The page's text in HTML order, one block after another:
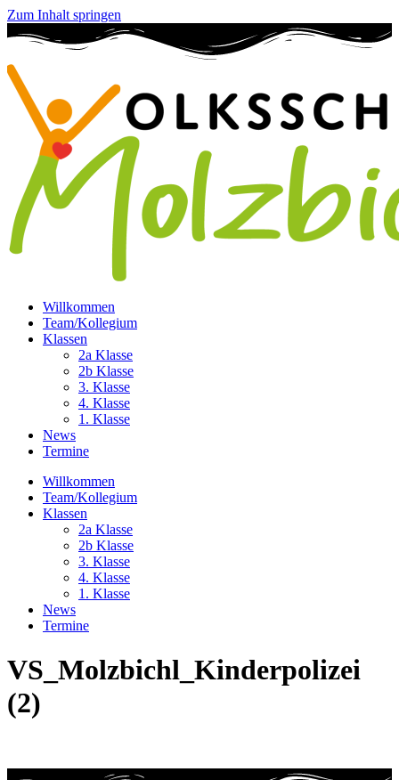
Zum Inhalt springen
Willkommen
Team/Kollegium
Klassen
2a Klasse
2b Klasse
3. Klasse
4. Klasse
1. Klasse
News
Termine
Willkommen
Team/Kollegium
Klassen
2a Klasse
2b Klasse
3. Klasse
4. Klasse
1. Klasse
News
Termine
VS_Molzbichl_Kinderpolizei
(2)